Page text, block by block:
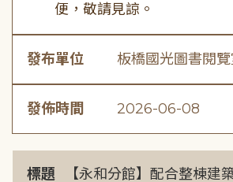
便，敬請見諒。
發布單位 板橋國光圖書閱
發佈時間 2026-06-08
標題
【永和分館】配合整棟建